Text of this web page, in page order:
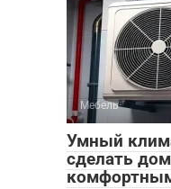
Мебель
Умный
сделать